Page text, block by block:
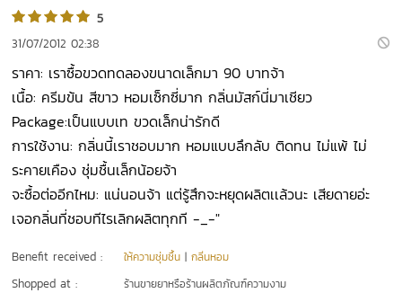
5
31/07/2012 02:38
ราคา: เราซื้อขวดทดลองขนาดเล็กมา 90 บาทจ้า
เนื้อ: ครีมข้น สีขาว หอมเซ็กซี่มาก กลิ่นมัสก์นี่มาเชียว
Package:เป็นแบบเท ขวดเล็กน่ารักดี
การใช้งาน: กลิ่นนี้เราชอบมาก หอมแบบลึกลับ ติดทน ไม่แพ้ ไม่
ระคายเคือง ชุ่มชื้นเล็กน้อยจ้า
จะซื้อต่ออีกไหม: แน่นอนจ้า แต่รู้สึกจะหยุดผลิตเเล้วนะ เสียดายอ่ะ
เจอกลิ่นที่ชอบทีไรเลิกผลิตทุกที -_-"
Benefit received : ให้ความชุ่มชื้น |กลิ่นหอม
Shopped at : ร้านขายยาหรือร้านผลิตภัณฑ์ความงาม